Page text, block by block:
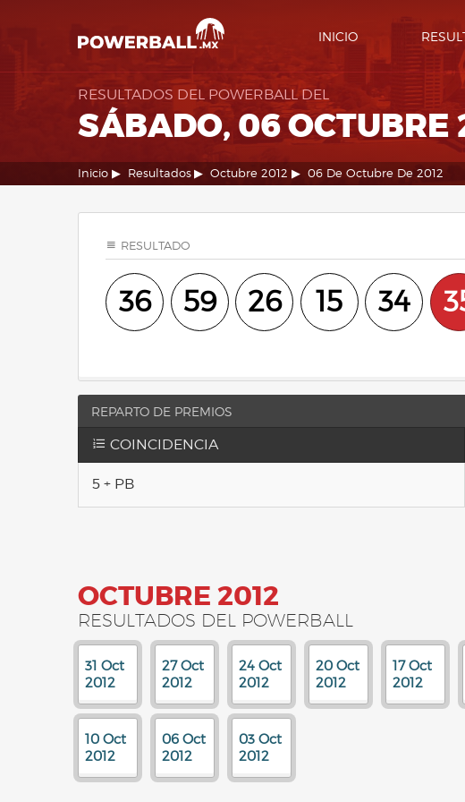
INICIO
RESULTADOS DEL POWERBALL DEL
SÁBADO, 06 OCTUBRE
Inicio Resultados Octubre 2012 06 De Octubre De 2012
RESULTADO
36 59 26 15 34
REPARTO DE PREMIOS
COINCIDENCIA
5 + PB
OCTUBRE 2012
RESULTADOS DEL POWERBALL
31 Oct
2012
27 Oct
2012
24 Oct
2012
20 Oct
2012
17 Oct
2012
10 Oct
2012
06 Oct
2012
03 Oct
2012